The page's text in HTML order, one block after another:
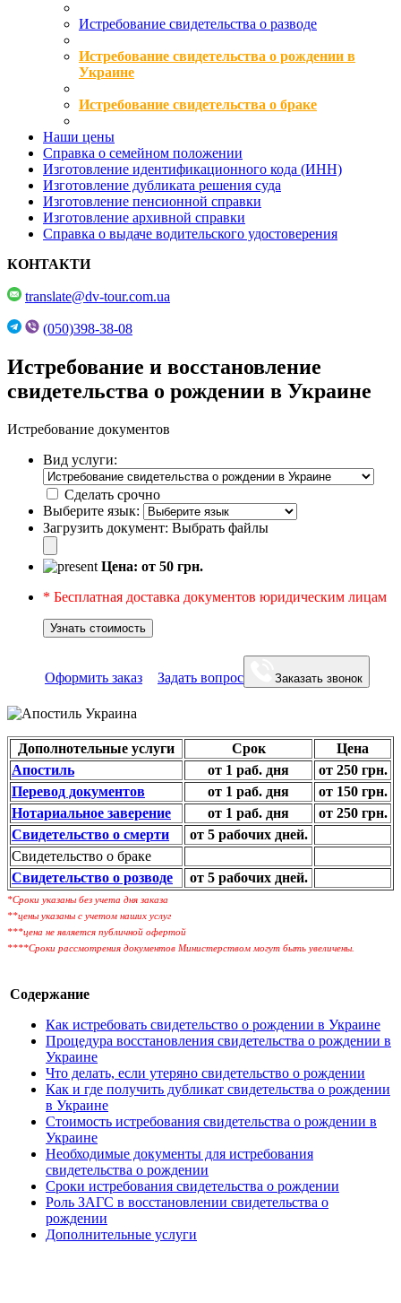
Истребование свидетельства о разводе
Истребование свидетельства о рождении в
Украине
Истребование свидетельства о браке
Наши цены
Справка о семейном положении
Изготовление идентификационного кода (ИНН)
Изготовление дубликата решения суда
Изготовление пенсионной справки
Изготовление архивной справки
Справка о выдаче водительского удостоверения
КОНТАКТИ
translate@dv-tour.com.ua
(050)398-38-08
Истребование и восстановление
свидетельства о рождении в Украине
Истребование документов
Вид услуги:
Сделать срочно
Выберите язык:
Загрузить документ: Выбрать файлы
Цена: от 50 грн.
* Бесплатная доставка документов юридическим лицам
Узнать стоимость
Оформить заказ Задать вопрос Заказать звонок
Дополнотельные услуги Срок
Цена
Апостиль
от 1 раб. дня
от 250 грн.
Перевод документов
от 1 раб. дня
от 150 грн.
Нотариальное заверение
от 1 раб. дня
от 250 грн.
Свидетельство о смерти
от 5 рабочих дней.
Свидетельство о браке
Свидетельство о розводе
от 5 рабочих дней.
*Сроки указаны без учета дня заказа
**цены указаны с учетом наших услуг
***цена не является публичной офертой
****Сроки рассмотрения документов Министерством могут быть увеличены.
Содержание
Как истребовать свидетельство о рождении в Украине
Процедура восстановления свидетельства о рождении в
Украине
Что делать, если утеряно свидетельство о рождении
Как и где получить дубликат свидетельства о рождении
в Украине
Стоимость истребования свидетельства о рождении в
Украине
Необходимые документы для истребования
свидетельства о рождении
Сроки истребования свидетельства о рождении
Роль ЗАГС в восстановлении свидетельства о
рождении
Дополнительные услуги